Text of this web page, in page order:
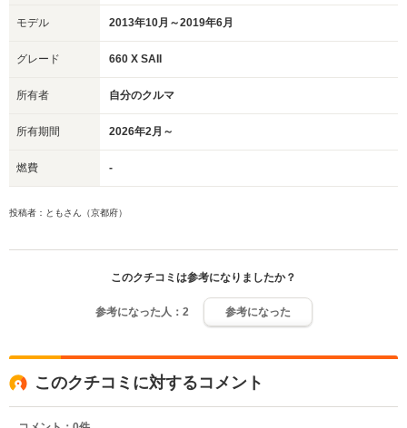
モデル 2013年10月～2019年6月
グレード 660 X SAII
所有者 自分のクルマ
所有期間 2026年2月～
燃費 -
投稿者：ともさん（京都府）
このクチコミは参考になりましたか？
参考になった人： 2 参考になった
このクチコミに対するコメント